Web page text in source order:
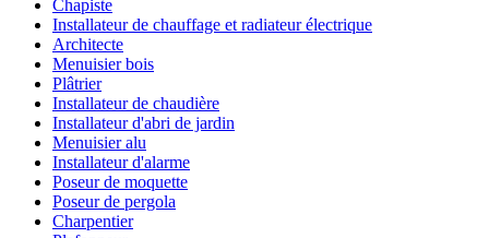
Chapiste
Installateur de chauffage et radiateur électrique
Architecte
Menuisier bois
Plâtrier
Installateur de chaudière
Installateur d'abri de jardin
Menuisier alu
Installateur d'alarme
Poseur de moquette
Poseur de pergola
Charpentier